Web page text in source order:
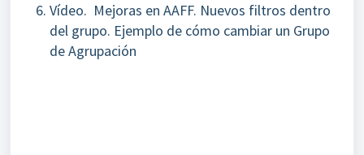
Vídeo. Mejoras en AAFF. Nuevos filtros dentro
del grupo. Ejemplo de cómo cambiar un Grupo
de Agrupación